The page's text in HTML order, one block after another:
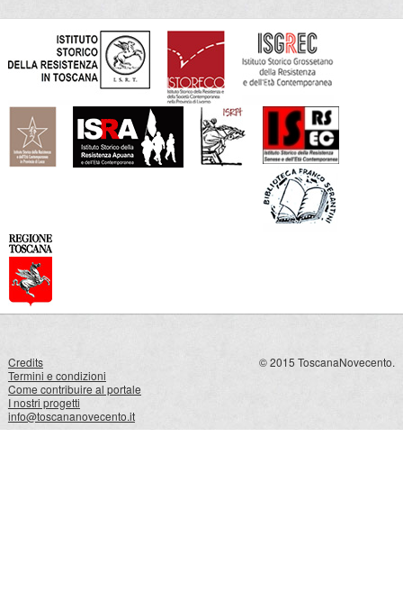
Credits
Termini e condizioni
Come contribuire al portale
I nostri progetti
info@toscananovecento.it
© 2015 ToscanaNovecento.